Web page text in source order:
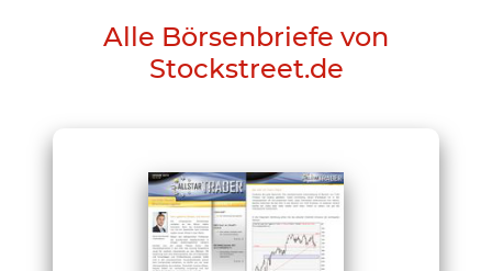
Alle Börsenbriefe von
Stockstreet.de